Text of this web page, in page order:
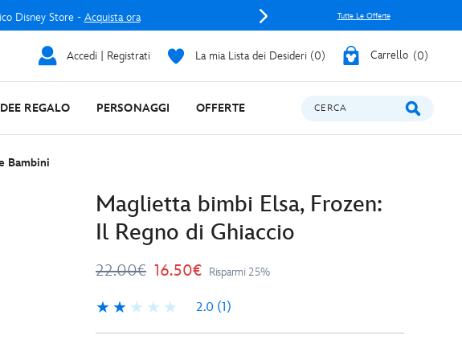
Disney Store - Acquista ora Tutte Le Offerte
Accedi | Registrati La mia Lista dei Desideri 0 Carrello 0
REGALO PERSONAGGI OFFERTE CERCA
Bambini
Maglietta bimbi Elsa, Frozen:
Il Regno di Ghiaccio
22.00€ 16.50€ Risparmi 25%
2.0 (1)
2.0